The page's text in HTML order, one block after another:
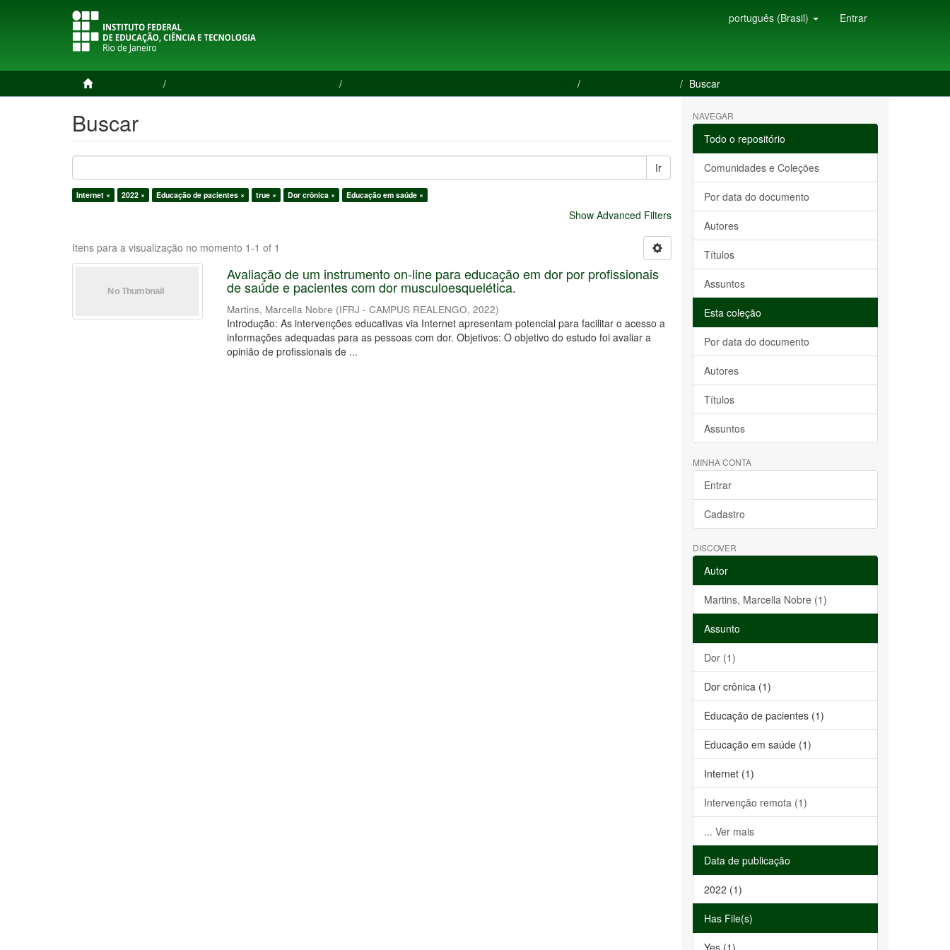
português (Brasil) Entrar
Buscar
Buscar
Ir
Internet × 2022 × Educação de pacientes × true × Dor crônica × Educação em saúde ×
Show Advanced Filters
Itens para a visualização no momento 1-1 of 1
Avaliação de um instrumento on-line para educação em dor por profissionais
de saúde e pacientes com dor musculoesquelética.
Martins, Marcella Nobre (IFRJ - CAMPUS REALENGO,2022)
Introdução: As intervenções educativas via Internet apresentam potencial para facilitar o acesso a
informações adequadas para as pessoas com dor. Objetivos: O objetivo do estudo foi avaliar a
opinião de profissionais de ...
NAVEGAR
Todo o repositório
Comunidades e Coleções
Por data do documento
Autores
Títulos
Assuntos
Esta coleção
Por data do documento
Autores
Títulos
Assuntos
MINHA CONTA
Entrar
Cadastro
DISCOVER
Autor
Martins, Marcella Nobre (1)
Assunto
Dor (1)
Dor crônica (1)
Educação de pacientes (1)
Educação em saúde (1)
Internet (1)
Intervenção remota (1)
... Ver mais
Data de publicação
2022 (1)
Has File(s)
Yes (1)